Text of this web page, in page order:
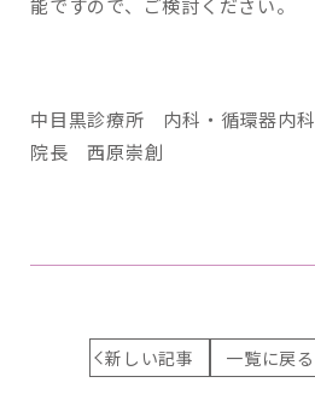
能ですので、ご検討ください。
中目黒診療所 内科・循環器内科
院長 西原崇創
新しい記事 一覧に戻る